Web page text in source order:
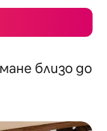
близо до